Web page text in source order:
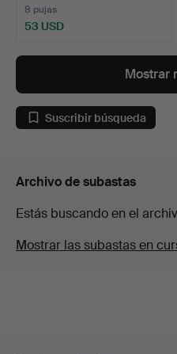
8 pujas
53 USD
Mostrar
Suscribir búsqueda
Archivo de subastas
Estás buscando en el
Mostrar las subastas en